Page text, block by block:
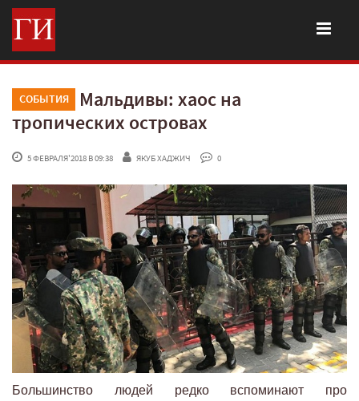
СОБЫТИЯ
Мальдивы: хаос на
тропических островах
5 ФЕВРАЛЯ'2018 В 09:38 ЯКУБ ХАДЖИЧ 0
Большинство людей редко вспоминают про